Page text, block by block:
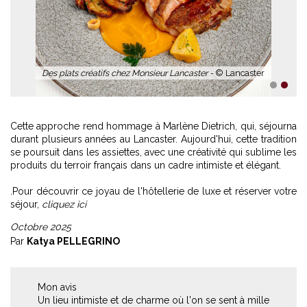
Des plats créatifs chez Monsieur Lancaster - © Lancaster
Cette approche rend hommage à Marlène Dietrich, qui, séjourna
durant plusieurs années au Lancaster. Aujourd'hui, cette tradition
se poursuit dans les assiettes, avec une créativité qui sublime les
produits du terroir français dans un cadre intimiste et élégant.
.Pour découvrir ce joyau de l'hôtellerie de luxe et réserver votre
séjour, cliquez ici
Octobre 2025
Par Katya PELLEGRINO
Mon avis
Un lieu intimiste et de charme où l'on se sent à mille